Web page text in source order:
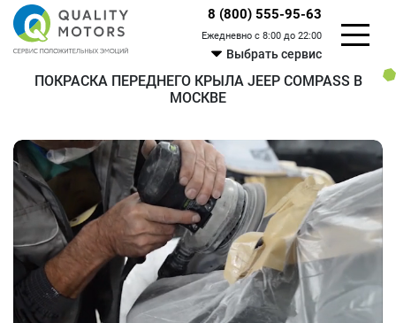
8 (800) 555-95-63
Ежедневно с 8:00 до 22:00
Выбрать сервис
ПОКРАСКА ПЕРЕДНЕГО КРЫЛА JEEP COMPASS В
МОСКВЕ